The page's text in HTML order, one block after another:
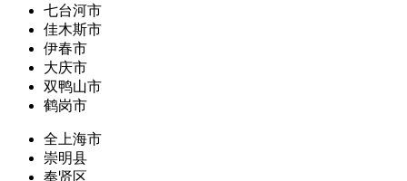
七台河市
佳木斯市
伊春市
大庆市
双鸭山市
鹤岗市
全上海市
崇明县
奉贤区